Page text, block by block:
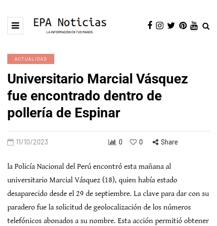
ACTUALIDAD
Universitario Marcial Vásquez
fue encontrado dentro de
pollería de Espinar
11/10/2023 0 0 Share
la Policía Nacional del Perú encontró esta mañana al
universitario Marcial Vásquez (18), quien había estado
desaparecido desde el 29 de septiembre. La clave para dar con su
paradero fue la solicitud de geolocalización de los números
telefónicos abonados a su nombre. Esta acción permitió obtener